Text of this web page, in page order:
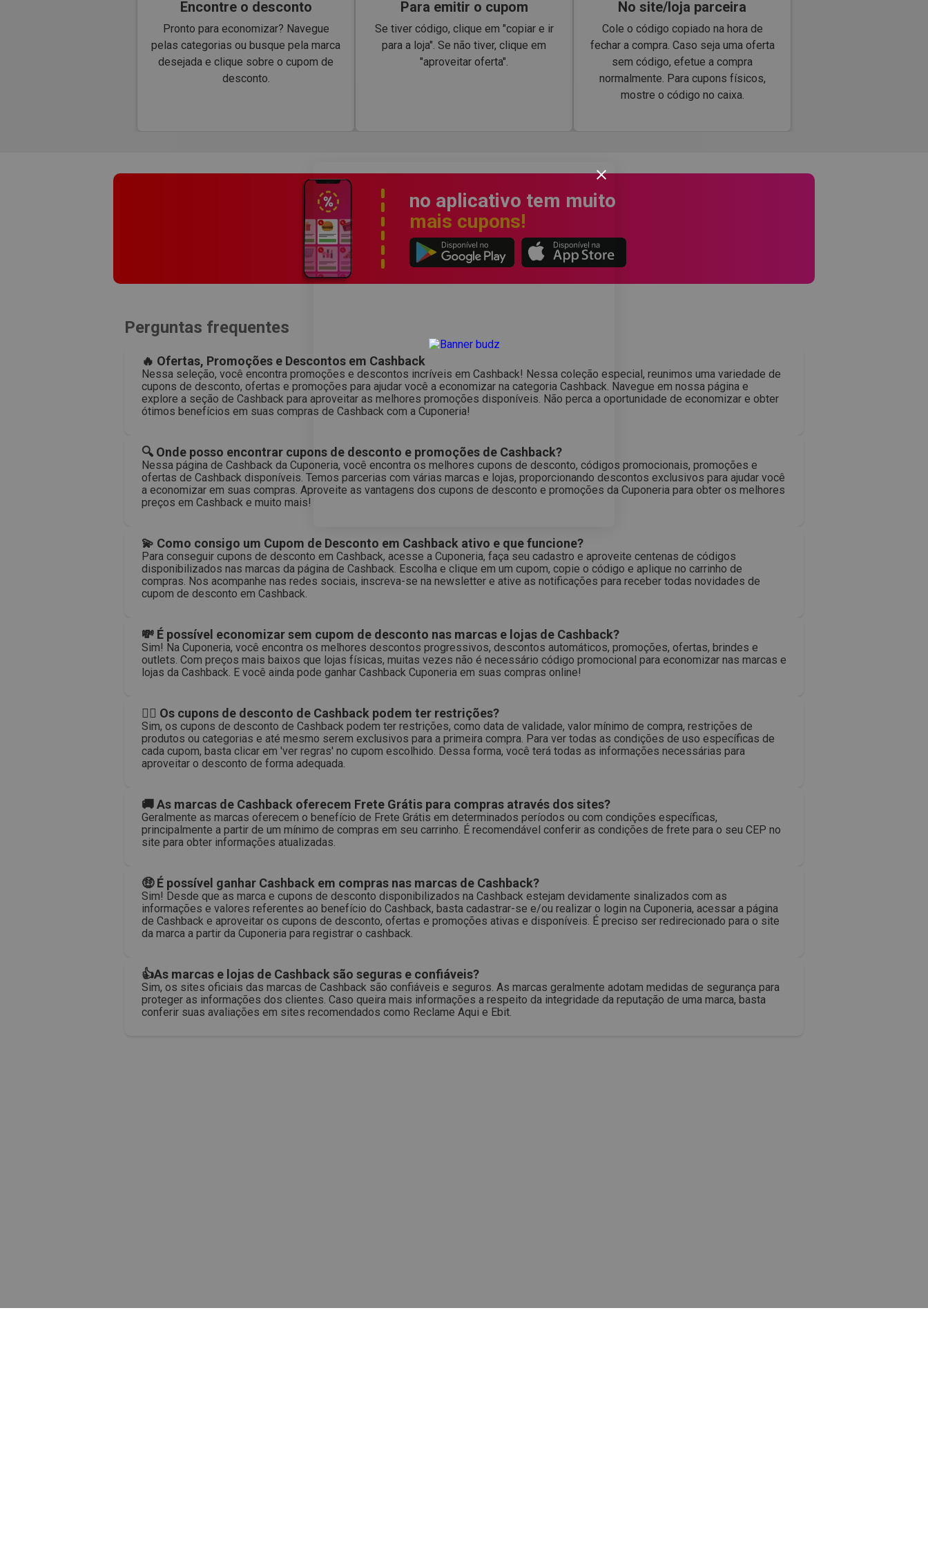
Encontre o desconto
Pronto para economizar? Navegue
pelas categorias ou busque pela marca
desejada e clique sobre o cupom de
desconto.
Para emitir o cupom
Se tiver código, clique em "copiar e ir
para a loja". Se não tiver, clique em
"aproveitar oferta".
No site/loja parceira
Cole o código copiado na hora de
fechar a compra. Caso seja uma oferta
sem código, efetue a compra
normalmente. Para cupons físicos,
mostre o código no caixa.
no aplicativo tem muito
mais cupons!
Perguntas frequentes
🔥 Ofertas, Promoções e Descontos em Cashback
Nessa seleção, você encontra promoções e descontos incríveis em Cashback! Nessa coleção especial, reunimos uma variedade de
cupons de desconto, ofertas e promoções para ajudar você a economizar na categoria Cashback. Navegue em nossa página e
explore a seção de Cashback para aproveitar as melhores promoções disponíveis. Não perca a oportunidade de economizar e obter
ótimos benefícios em suas compras de Cashback com a Cuponeria!
🔍 Onde posso encontrar cupons de desconto e promoções de Cashback?
Nessa página de Cashback da Cuponeria, você encontra os melhores cupons de desconto, códigos promocionais, promoções e
ofertas de Cashback disponíveis. Temos parcerias com várias marcas e lojas, proporcionando descontos exclusivos para ajudar você
a economizar em suas compras. Aproveite as vantagens dos cupons de desconto e promoções da Cuponeria para obter os melhores
preços em Cashback e muito mais!
💫 Como consigo um Cupom de Desconto em Cashback ativo e que funcione?
Para conseguir cupons de desconto em Cashback, acesse a Cuponeria, faça seu cadastro e aproveite centenas de códigos
disponibilizados nas marcas da página de Cashback. Escolha e clique em um cupom, copie o código e aplique no carrinho de
compras. Nos acompanhe nas redes sociais, inscreva-se na newsletter e ative as notificações para receber todas novidades de
cupom de desconto em Cashback.
💸 É possível economizar sem cupom de desconto nas marcas e lojas de Cashback?
Sim! Na Cuponeria, você encontra os melhores descontos progressivos, descontos automáticos, promoções, ofertas, brindes e
outlets. Com preços mais baixos que lojas físicas, muitas vezes não é necessário código promocional para economizar nas marcas e
lojas da Cashback. E você ainda pode ganhar Cashback Cuponeria em suas compras online!
🙅‍♀️ Os cupons de desconto de Cashback podem ter restrições?
Sim, os cupons de desconto de Cashback podem ter restrições, como data de validade, valor mínimo de compra, restrições de
produtos ou categorias e até mesmo serem exclusivos para a primeira compra. Para ver todas as condições de uso específicas de
cada cupom, basta clicar em 'ver regras' no cupom escolhido. Dessa forma, você terá todas as informações necessárias para
aproveitar o desconto de forma adequada.
🚚 As marcas de Cashback oferecem Frete Grátis para compras através dos sites?
Geralmente as marcas oferecem o benefício de Frete Grátis em determinados períodos ou com condições específicas,
principalmente a partir de um mínimo de compras em seu carrinho. É recomendável conferir as condições de frete para o seu CEP no
site para obter informações atualizadas.
🤑 É possível ganhar Cashback em compras nas marcas de Cashback?
Sim! Desde que as marca e cupons de desconto disponibilizados na Cashback estejam devidamente sinalizados com as
informações e valores referentes ao benefício do Cashback, basta cadastrar-se e/ou realizar o login na Cuponeria, acessar a página
de Cashback e aproveitar os cupons de desconto, ofertas e promoções ativas e disponíveis. É preciso ser redirecionado para o site
da marca a partir da Cuponeria para registrar o cashback.
👍As marcas e lojas de Cashback são seguras e confiáveis?
Sim, os sites oficiais das marcas de Cashback são confiáveis e seguros. As marcas geralmente adotam medidas de segurança para
proteger as informações dos clientes. Caso queira mais informações a respeito da integridade da reputação de uma marca, basta
conferir suas avaliações em sites recomendados como Reclame Aqui e Ebit.